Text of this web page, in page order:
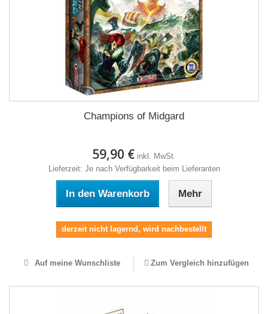
Champions of Midgard
59,90 € inkl. MwSt.
Lieferzeit: Je nach Verfügbarkeit beim Lieferanten
In den Warenkorb Mehr
derzeit nicht lagernd, wird nachbestellt
Auf meine Wunschliste Zum Vergleich hinzufügen